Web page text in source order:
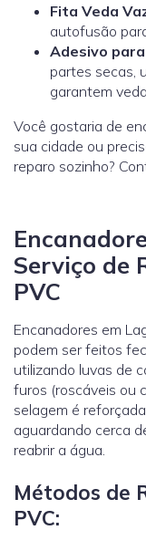
Fita Veda
autofusão
Adesivo para
partes secas,
garantem
Você gostaria de
sua cidade ou
reparo sozinho?
Serviço de
PVC
Encanadores em
podem ser feitos
utilizando luvas de
furos (roscáveis ou
selagem é
aguardando cerca
reabrir a água.
Métodos de
PVC: